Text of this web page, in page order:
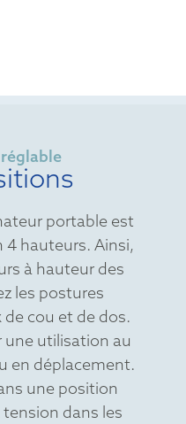
portable est
4 hauteurs. Ainsi,
à hauteur des
les postures
cou et de dos.
utilisation au
en déplacement.
une position
dans les